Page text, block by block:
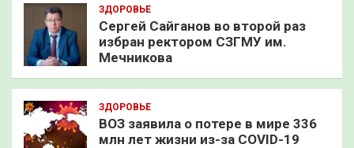
ЗДОРОВЬЕ
Сергей Сайганов во второй раз
избран ректором СЗГМУ им.
Мечникова
ЗДОРОВЬЕ
ВОЗ заявила о потере в мире 336
млн лет жизни из-за COVID-19